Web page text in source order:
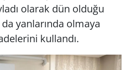
olarak dün olduğu
yanlarında olmaya
kullandı.